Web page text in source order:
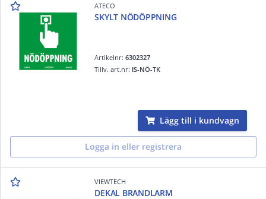
ATECO
SKYLT NÖDÖPPNING
Artikelnr:6302327
Tillv. art.nr: IS-NÖ-TK
Lägg till i kundvagn
Logga in eller registrera
VIEWTECH
DEKAL BRANDLARM